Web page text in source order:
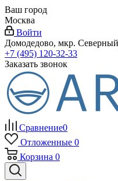
Ваш город
Москва
Войти
Домодедово, мкр.
+7 (495) 120-32-33
Заказать звонок
Сравнение0
Отложенные 0
Корзина 0